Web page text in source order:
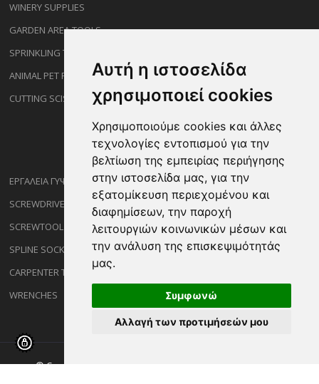
Αυτή η ιστοσελίδα
χρησιμοποιεί cookies
Χρησιμοποιούμε cookies και άλλες
τεχνολογίες εντοπισμού για την
βελτίωση της εμπειρίας περιήγησης
στην ιστοσελίδα μας, για την
εξατομίκευση περιεχομένου και
διαφημίσεων, την παροχή
λειτουργιών κοινωνικών μέσων και
την ανάλυση της επισκεψιμότητάς
μας.
Συμφωνώ
Αλλαγή των προτιμήσεών μου
WINERY SUPPLIES
GARDEN AREA TOOLS
SPRINKLING TYPES
ANIMAL PET PRODUCTS
CUTTING SCISSORS
ΕΡΓΑΛΕΙΑ ΓΥΨΟΣΑΝΙΔΑΣ
SCREWDRIVERS
SCREWTOOL NOZZLES
SPLINE SOCKETS
CARPENTER TOOLS
WRENCHES
© Copyright ©2026 Sakalidisshop.gr. All Rights Reserved.